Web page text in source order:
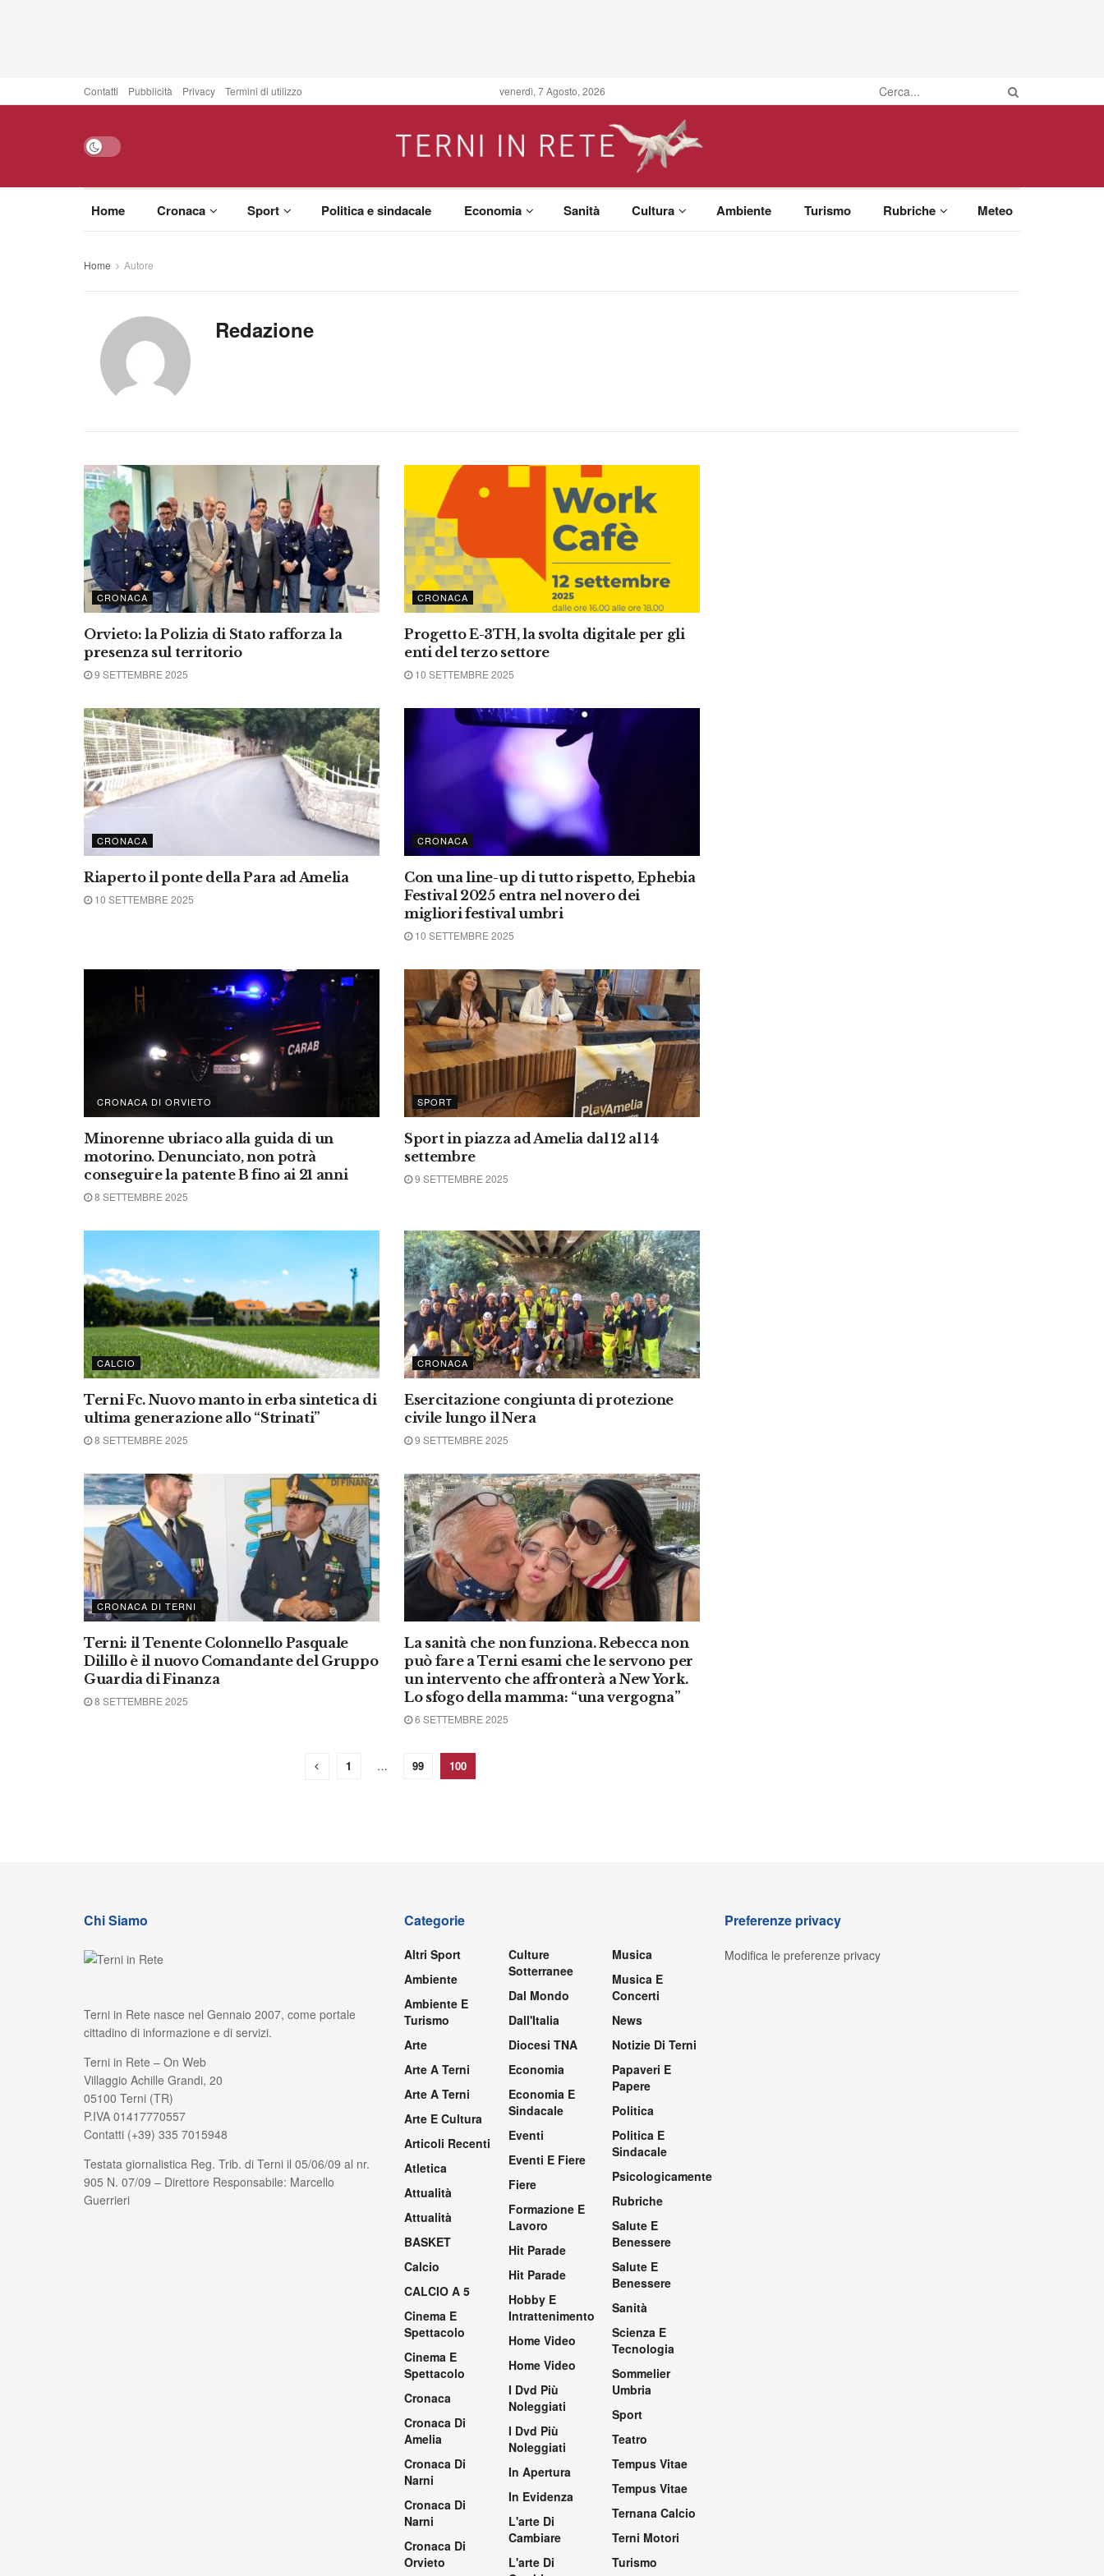
Contatti Pubblicità Privacy Termini di utilizzo venerdì, 7 Agosto, 2026
Home Cronaca Sport Politica e sindacale Economia Sanità Cultura Ambiente Turismo Rubriche Meteo
Home Autore
Redazione
CRONACA
Orvieto: la Polizia di Stato rafforza la
presenza sul territorio
9 SETTEMBRE 2025
CRONACA
Progetto E-3TH, la svolta digitale per gli
enti del terzo settore
10 SETTEMBRE 2025
CRONACA
Riaperto il ponte della Para ad Amelia
10 SETTEMBRE 2025
CRONACA
Con una line-up di tutto rispetto, Ephebia
Festival 2025 entra nel novero dei
migliori festival umbri
10 SETTEMBRE 2025
CRONACA DI ORVIETO
Minorenne ubriaco alla guida di un
motorino. Denunciato, non potrà
conseguire la patente B fino ai 21 anni
8 SETTEMBRE 2025
SPORT
Sport in piazza ad Amelia dal 12 al 14
settembre
9 SETTEMBRE 2025
CALCIO
Terni Fc. Nuovo manto in erba sintetica di
ultima generazione allo “Strinati”
8 SETTEMBRE 2025
CRONACA
Esercitazione congiunta di protezione
civile lungo il Nera
9 SETTEMBRE 2025
CRONACA DI TERNI
Terni: il Tenente Colonnello Pasquale
Dilillo è il nuovo Comandante del Gruppo
Guardia di Finanza
8 SETTEMBRE 2025
La sanità che non funziona. Rebecca non
può fare a Terni esami che le servono per
un intervento che affronterà a New York.
Lo sfogo della mamma: “una vergogna”
6 SETTEMBRE 2025
1 … 99 100
Chi Siamo
Terni in Rete nasce nel Gennaio 2007, come portale
cittadino di informazione e di servizi.
Terni in Rete – On Web
Villaggio Achille Grandi, 20
05100 Terni (TR)
P.IVA 01417770557
Contatti (+39) 335 7015948
Testata giornalistica Reg. Trib. di Terni il 05/06/09 al nr.
905 N. 07/09 – Direttore Responsabile: Marcello
Guerrieri
Categorie
Altri Sport
Ambiente
Ambiente E
Turismo
Arte
Arte A Terni
Arte A Terni
Arte E Cultura
Articoli Recenti
Atletica
Attualità
Attualità
BASKET
Calcio
CALCIO A 5
Cinema E
Spettacolo
Cinema E
Spettacolo
Cronaca
Cronaca Di
Amelia
Cronaca Di
Narni
Cronaca Di
Narni
Cronaca Di
Orvieto
Culture
Sotterranee
Dal Mondo
Dall'Italia
Diocesi TNA
Economia
Economia E
Sindacale
Eventi
Eventi E Fiere
Fiere
Formazione E
Lavoro
Hit Parade
Hit Parade
Hobby E
Intrattenimento
Home Video
Home Video
I Dvd Più
Noleggiati
I Dvd Più
Noleggiati
In Apertura
In Evidenza
L'arte Di
Cambiare
L'arte Di
Musica
Musica E
Concerti
News
Notizie Di Terni
Papaveri E
Papere
Politica
Politica E
Sindacale
Psicologicamente
Rubriche
Salute E
Benessere
Salute E
Benessere
Sanità
Scienza E
Tecnologia
Sommelier
Umbria
Sport
Teatro
Tempus Vitae
Tempus Vitae
Ternana Calcio
Terni Motori
Turismo
Preferenze privacy
Modifica le preferenze privacy